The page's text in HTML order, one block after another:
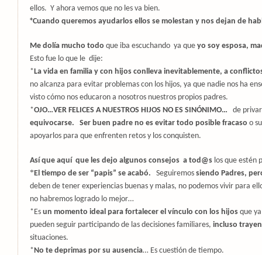
ellos. Y ahora vemos que no les va bien.
*Cuando queremos ayudarlos ellos se molestan y nos dejan de
Me dolía mucho todo que iba escuchando ya que yo soy esposa,
Esto fue lo que le dije:
* La vida en familia y con hijos conlleva inevitablemente, a
no alcanza para evitar problemas con los hijos, ya que nadie nos ha
visto cómo nos educaron a nosotros nuestros propios padres.
*OJO…VER FELICES A NUESTROS HIJOS NO ES SINÓNIMO…
de
equivocarse.
Ser buen padre no es evitar todo posible fracaso o
apoyarlos para que enfrenten retos y los conquisten.
Así que aquí que les dejo algunos consejos a tod@s los que estén
* El tiempo de ser “papis” se acabó. Seguiremos siendo Padres,
deben de tener experiencias buenas y malas, no podemos vivir para
no habremos logrado lo mejor…
*Es un momento ideal para fortalecer el vínculo con los hijos que
pueden seguir participando de las decisiones familiares, incluso
situaciones.
* No te deprimas por su ausencia… Es cuestión de tiempo.